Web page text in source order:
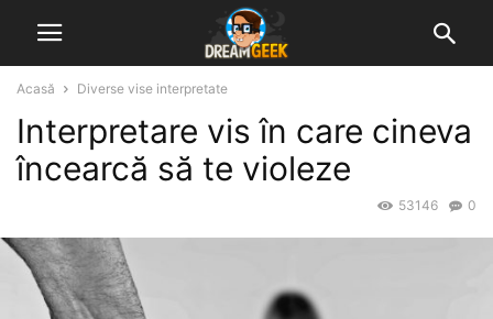
Acasă Diverse vise interpretate
Interpretare vis în care cineva
încearcă să te violeze
0
53146